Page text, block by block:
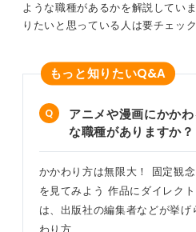
に満足できるだろうか？」と
さい。
社したものの、配属されたの
そうならないためにも、まず
あればアルバイトなどで一度そ
て、自身のやりたいこととの
お勧めします。
0
ような職種があるかを解説してい
りたいと思っている人は要チェック
もっと知りたいQ&A
アニメや漫画にかか
な職種がありますか？
かかわり方は無限大！ 固定観
を見てみよう 作品にダイレク
は、出版社の編集者などが挙
わり方…